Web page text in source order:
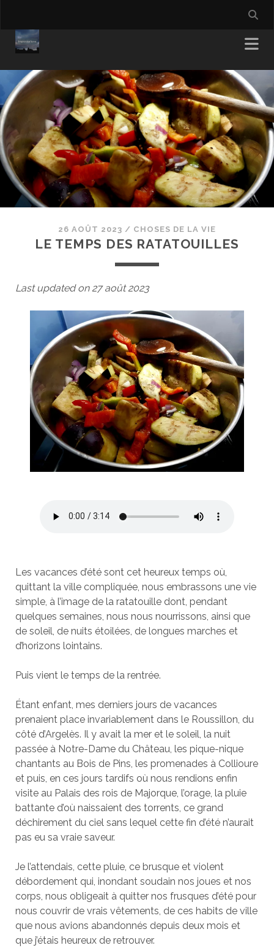
26 AOÛT 2023 / CHOSES DE LA VIE
LE TEMPS DES RATATOUILLES
Last updated on 27 août 2023
Les vacances d’été sont cet heureux temps où,
quittant la ville compliquée, nous embrassons une vie
simple, à l’image de la ratatouille dont, pendant
quelques semaines, nous nous nourrissons, ainsi que
de soleil, de nuits étoilées, de longues marches et
d’horizons lointains.
Puis vient le temps de la rentrée.
Étant enfant, mes derniers jours de vacances
prenaient place invariablement dans le Roussillon, du
côté d’Argelès. Il y avait la mer et le soleil, la nuit
passée à Notre-Dame du Château, les pique-nique
chantants au Bois de Pins, les promenades à Collioure
et puis, en ces jours tardifs où nous rendions enfin
visite au Palais des rois de Majorque, l’orage, la pluie
battante d’où naissaient des torrents, ce grand
déchirement du ciel sans lequel cette fin d’été n’aurait
pas eu sa vraie saveur.
Je l’attendais, cette pluie, ce brusque et violent
débordement qui, inondant soudain nos joues et nos
corps, nous obligeait à quitter nos frusques d’été pour
nous couvrir de vrais vêtements, de ces habits de ville
que nous avions abandonnés depuis deux mois et
que j’étais heureux de retrouver.